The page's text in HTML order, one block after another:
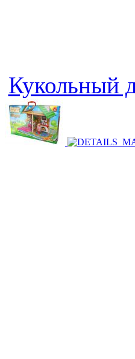
Кукольный